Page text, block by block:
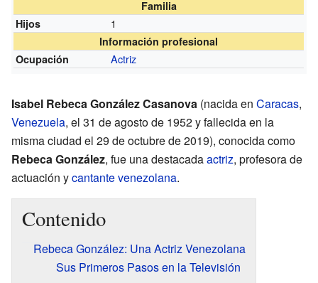
Familia
Hijos
1
Información profesional
Ocupación
Actriz
Isabel Rebeca González Casanova (nacida en Caracas,
Venezuela, el 31 de agosto de 1952 y fallecida en la
misma ciudad el 29 de octubre de 2019), conocida como
Rebeca González, fue una destacadaactriz, profesora de
actuación ycantantevenezolana.
Contenido
Rebeca González: Una Actriz Venezolana
Sus Primeros Pasos en la Televisión